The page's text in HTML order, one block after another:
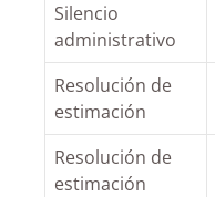
Silencio
administrativo
Resolución de
estimación
Resolución de
estimación